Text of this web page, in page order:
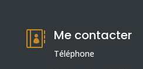
 Me contacter
Téléphone